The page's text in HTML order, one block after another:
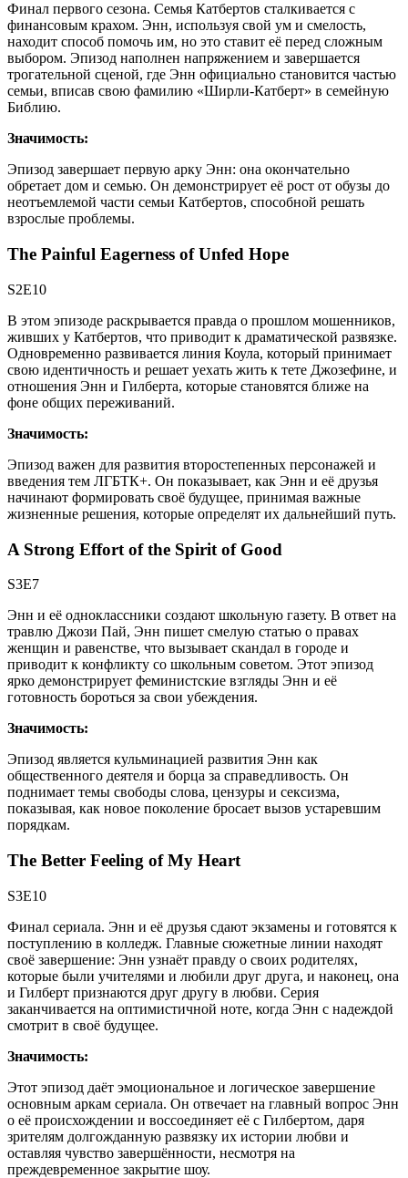
Финал первого сезона. Семья Катбертов сталкивается с
финансовым крахом. Энн, используя свой ум и смелость,
находит способ помочь им, но это ставит её перед сложным
выбором. Эпизод наполнен напряжением и завершается
трогательной сценой, где Энн официально становится частью
семьи, вписав свою фамилию «Ширли-Катберт» в семейную
Библию.
Значимость:
Эпизод завершает первую арку Энн: она окончательно
обретает дом и семью. Он демонстрирует её рост от обузы до
неотъемлемой части семьи Катбертов, способной решать
взрослые проблемы.
The Painful Eagerness of Unfed Hope
S2E10
В этом эпизоде раскрывается правда о прошлом мошенников,
живших у Катбертов, что приводит к драматической развязке.
Одновременно развивается линия Коула, который принимает
свою идентичность и решает уехать жить к тете Джозефине, и
отношения Энн и Гилберта, которые становятся ближе на
фоне общих переживаний.
Значимость:
Эпизод важен для развития второстепенных персонажей и
введения тем ЛГБТК+. Он показывает, как Энн и её друзья
начинают формировать своё будущее, принимая важные
жизненные решения, которые определят их дальнейший путь.
A Strong Effort of the Spirit of Good
S3E7
Энн и её одноклассники создают школьную газету. В ответ на
травлю Джози Пай, Энн пишет смелую статью о правах
женщин и равенстве, что вызывает скандал в городе и
приводит к конфликту со школьным советом. Этот эпизод
ярко демонстрирует феминистские взгляды Энн и её
готовность бороться за свои убеждения.
Значимость:
Эпизод является кульминацией развития Энн как
общественного деятеля и борца за справедливость. Он
поднимает темы свободы слова, цензуры и сексизма,
показывая, как новое поколение бросает вызов устаревшим
порядкам.
The Better Feeling of My Heart
S3E10
Финал сериала. Энн и её друзья сдают экзамены и готовятся к
поступлению в колледж. Главные сюжетные линии находят
своё завершение: Энн узнаёт правду о своих родителях,
которые были учителями и любили друг друга, и наконец, она
и Гилберт признаются друг другу в любви. Серия
заканчивается на оптимистичной ноте, когда Энн с надеждой
смотрит в своё будущее.
Значимость:
Этот эпизод даёт эмоциональное и логическое завершение
основным аркам сериала. Он отвечает на главный вопрос Энн
о её происхождении и воссоединяет её с Гилбертом, даря
зрителям долгожданную развязку их истории любви и
оставляя чувство завершённости, несмотря на
преждевременное закрытие шоу.